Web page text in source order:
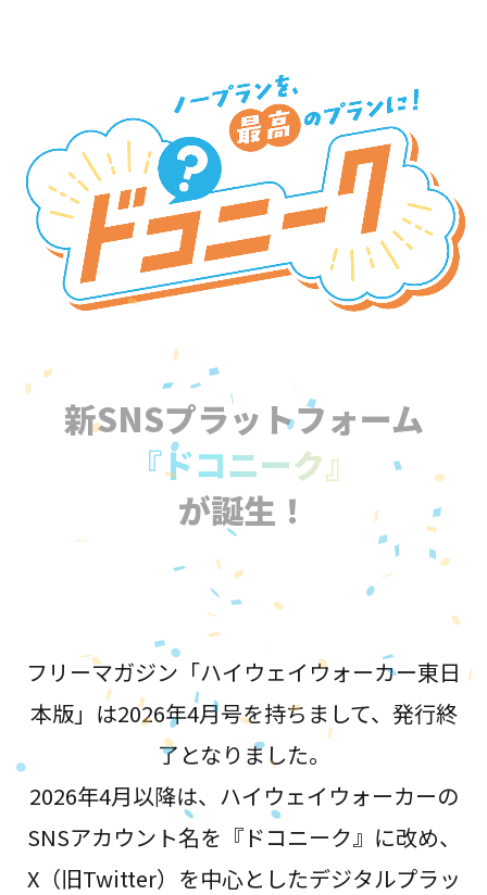
新SNSプラットフォーム
『ドコニーク』
が誕生！
フリーマガジン「ハイウェイウォーカー東日
本版」は2026年4月号を持ちまして、発行終
了となりました。
2026年4月以降は、ハイウェイウォーカーの
SNSアカウント名を『ドコニーク』に改め、
X（旧Twitter）を中心としたデジタルプラッ